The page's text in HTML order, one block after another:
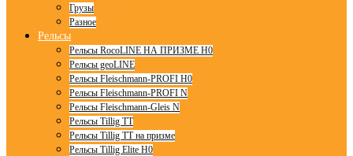
Грузы
Разное
Рельсы
Рельсы RocoLINE НА ПРИЗМЕ H0
Рельсы geoLINE
Рельсы Fleischmann-PROFI H0
Рельсы Fleischmann-PROFI N
Рельсы Fleischmann-Gleis N
Рельсы Tillig TT
Рельсы Tillig TT на призме
Рельсы Tillig Elite H0